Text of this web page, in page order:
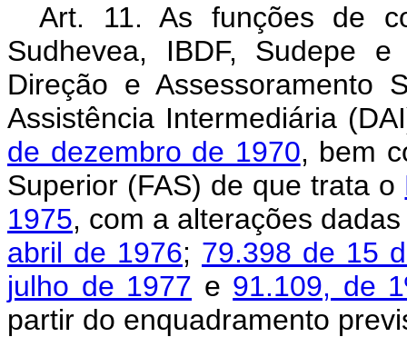
Art. 11. As funções de
Sudhevea, IBDF, Sudepe
Direção e Assessoramento
Assistência Intermediária
de dezembro de 1970, bem
Superior (FAS) de que trata o
1975, com a alterações
abril de 1976; 79.398 de 15
julho de 1977 e 91.109, de
partir do enquadramento